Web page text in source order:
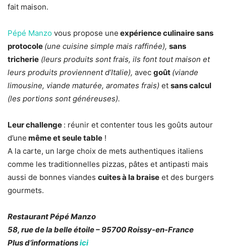
fait maison.
Pépé Manzo vous propose une expérience culinaire sans
protocole (une cuisine simple mais raffinée), sans
tricherie (leurs produits sont frais, ils font tout maison et
leurs produits proviennent d’Italie), avec goût (viande
limousine, viande maturée, aromates frais) et sans calcul
(les portions sont généreuses).
Leur challenge : réunir et contenter tous les goûts autour
d’une même et seule table !
A la carte, un large choix de mets authentiques italiens
comme les traditionnelles pizzas, pâtes et antipasti mais
aussi de bonnes viandes cuites à la braise et des burgers
gourmets.
Restaurant Pépé Manzo
58, rue de la belle étoile – 95700 Roissy-en-France
Plus d’informationsici